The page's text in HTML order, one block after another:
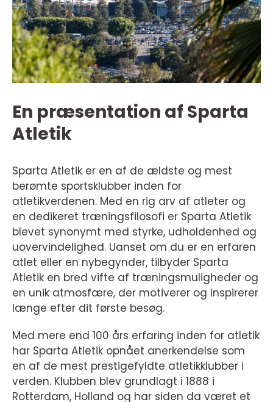
En præsentation af Sparta
Atletik
Sparta Atletik er en af de ældste og mest
berømte sportsklubber inden for
atletikverdenen. Med en rig arv af atleter og
en dedikeret træningsfilosofi er Sparta Atletik
blevet synonymt med styrke, udholdenhed og
uovervindelighed. Uanset om du er en erfaren
atlet eller en nybegynder, tilbyder Sparta
Atletik en bred vifte af træningsmuligheder og
en unik atmosfære, der motiverer og inspirerer
længe efter dit første besøg.
Med mere end 100 års erfaring inden for atletik
har Sparta Atletik opnået anerkendelse som
en af de mest prestigefyldte atletikklubber i
verden. Klubben blev grundlagt i 1888 i
Rotterdam, Holland og har siden da været et